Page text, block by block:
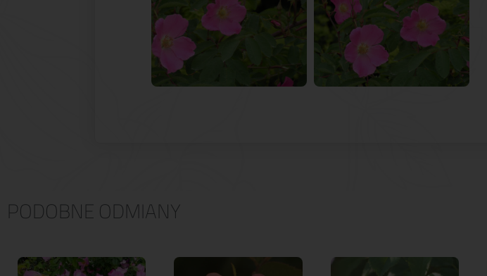
PODOBNE ODMIANY